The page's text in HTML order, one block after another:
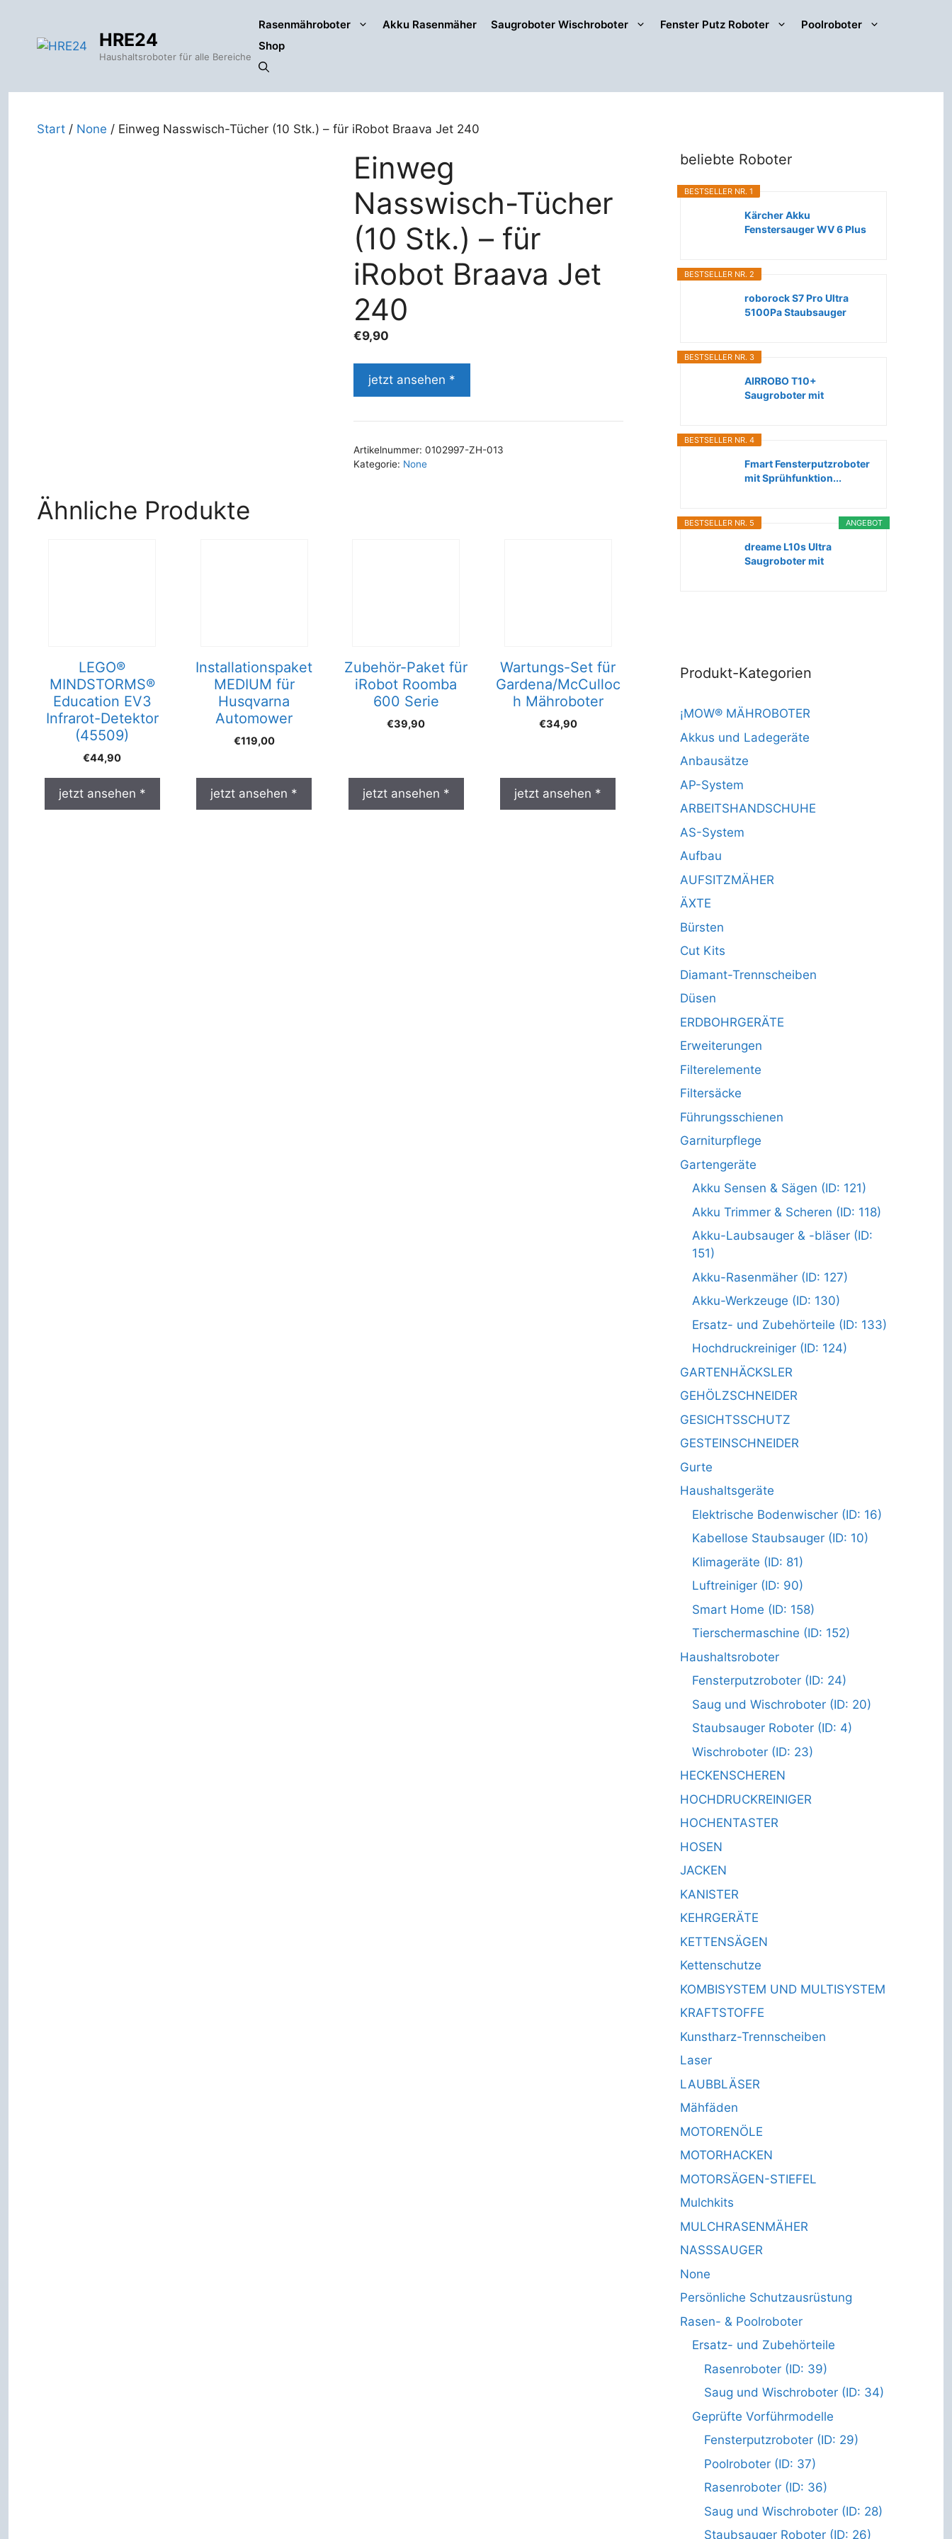
springen
HRE24
Haushaltsroboter für alle Bereiche
Rasenmähroboter Akku Rasenmäher Saugroboter Wischroboter Fenster Putz Roboter
Poolroboter
Shop
Start / None / Einweg Nasswisch-Tücher (10 Stk.) – für iRobot Braava Jet 240
Einweg
Nasswisch-Tücher
(10 Stk.) – für
iRobot Braava Jet
240
€9,90
jetzt ansehen *
Artikelnummer:0102997-ZH-013
Kategorie: None
Ähnliche Produkte
LEGO®
MINDSTORMS®
Education EV3
Infrarot-Detektor
(45509)
€44,90
jetzt ansehen *
Installationspaket
MEDIUM für
Husqvarna
Automower
€119,00
jetzt ansehen *
Zubehör-Paket für
iRobot Roomba
600 Serie
€39,90
jetzt ansehen *
Wartungs-Set für
Gardena/McCulloc
h Mähroboter
€34,90
jetzt ansehen *
beliebte Roboter
BESTSELLER NR. 1
Kärcher Akku
Fenstersauger WV 6 Plus
BESTSELLER NR. 2
roborock S7 Pro Ultra
5100Pa Staubsauger
BESTSELLER NR. 3
AIRROBO T10+
Saugroboter mit
BESTSELLER NR. 4
Fmart Fensterputzroboter
mit Sprühfunktion...
ANGEBOT
BESTSELLER NR. 5
dreame L10s Ultra
Saugroboter mit
Produkt-Kategorien
¡MOW® MÄHROBOTER
Akkus und Ladegeräte
Anbausätze
AP-System
ARBEITSHANDSCHUHE
AS-System
Aufbau
AUFSITZMÄHER
ÄXTE
Bürsten
Cut Kits
Diamant-Trennscheiben
Düsen
ERDBOHRGERÄTE
Erweiterungen
Filterelemente
Filtersäcke
Führungsschienen
Garniturpflege
Gartengeräte
Akku Sensen & Sägen (ID: 121)
Akku Trimmer & Scheren (ID: 118)
Akku-Laubsauger & -bläser (ID:
151)
Akku-Rasenmäher (ID: 127)
Akku-Werkzeuge (ID: 130)
Ersatz- und Zubehörteile (ID: 133)
Hochdruckreiniger (ID: 124)
GARTENHÄCKSLER
GEHÖLZSCHNEIDER
GESICHTSSCHUTZ
GESTEINSCHNEIDER
Gurte
Haushaltsgeräte
Elektrische Bodenwischer (ID: 16)
Kabellose Staubsauger (ID: 10)
Klimageräte (ID: 81)
Luftreiniger (ID: 90)
Smart Home (ID: 158)
Tierschermaschine (ID: 152)
Haushaltsroboter
Fensterputzroboter (ID: 24)
Saug und Wischroboter (ID: 20)
Staubsauger Roboter (ID: 4)
Wischroboter (ID: 23)
HECKENSCHEREN
HOCHDRUCKREINIGER
HOCHENTASTER
HOSEN
JACKEN
KANISTER
KEHRGERÄTE
KETTENSÄGEN
Kettenschutze
KOMBISYSTEM UND MULTISYSTEM
KRAFTSTOFFE
Kunstharz-Trennscheiben
Laser
LAUBBLÄSER
Mähfäden
MOTORENÖLE
MOTORHACKEN
MOTORSÄGEN-STIEFEL
Mulchkits
MULCHRASENMÄHER
NASSSAUGER
None
Persönliche Schutzausrüstung
Rasen- & Poolroboter
Ersatz- und Zubehörteile
Rasenroboter (ID: 39)
Saug und Wischroboter (ID: 34)
Geprüfte Vorführmodelle
Fensterputzroboter (ID: 29)
Poolroboter (ID: 37)
Rasenroboter (ID: 36)
Saug und Wischroboter (ID: 28)
Staubsauger Roboter (ID: 26)